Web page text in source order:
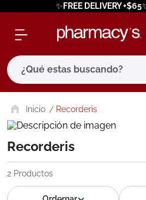
✨FREE DELIVERY
¿Qué estas buscando?
Recorderis
Recorderis
2 Productos
términos más buscados
1. eucerin
2. protector solar
3. bioderma